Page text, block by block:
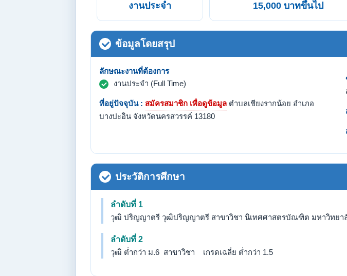
งานประจำ 15,000 บาทขึ้นไป
ข้อมูลโดยสรุป
ลักษณะงานที่ต้องการ
งานประจำ (Full Time)
ที่อยู่ปัจจุบัน : สมัครสมาชิก เพื่อดูข้อมูล ตำบลเชียงรากน้อย อำเภอ
บางปะอิน จังหวัดนครสวรรค์ 13180
ประวัติการศึกษา
ลำดับที่ 1
วุฒิ ปริญญาตรี วุฒิปริญญาตรี สาขาวิชา นิเทศศาสตรบัณฑิต มหาวิทยาลั
ลำดับที่ 2
วุฒิ ต่ำกว่า ม.6 สาขาวิชา เกรดเฉลี่ย ต่ำกว่า 1.5